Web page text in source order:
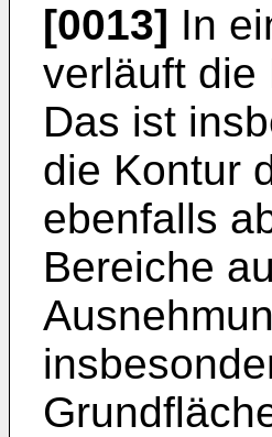
[0013] In
verläuft die
Das ist
die Kontur
ebenfalls
Bereiche